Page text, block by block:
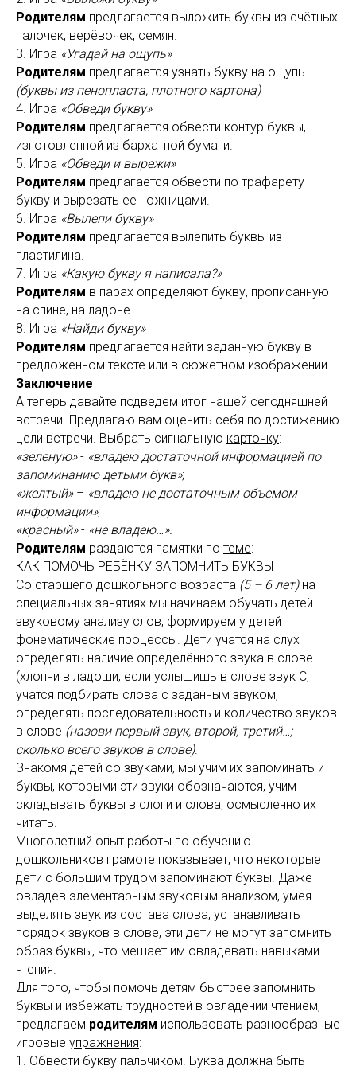
Родителям предлагается выложить буквы из счётных
палочек, верёвочек, семян.
3. Игра «Угадай на ощупь»
Родителям предлагается узнать букву на ощупь.
(буквы из пенопласта, плотного картона)
4. Игра «Обведи букву»
Родителям предлагается обвести контур буквы,
изготовленной из бархатной бумаги.
5. Игра «Обведи и вырежи»
Родителям предлагается обвести по трафарету
букву и вырезать ее ножницами.
6. Игра «Вылепи букву»
Родителям предлагается вылепить буквы из
пластилина.
7. Игра «Какую букву я написала?»
Родителям в парах определяют букву, прописанную
на спине, на ладоне.
8. Игра «Найди букву»
Родителям предлагается найти заданную букву в
предложенном тексте или в сюжетном изображении.
Заключение
А теперь давайте подведем итог нашей сегодняшней
встречи. Предлагаю вам оценить себя по достижению
цели встречи. Выбрать сигнальную карточку:
«зеленую»- «владею достаточной информацией по
запоминанию детьми букв»;
«желтый»– «владею не достаточным объемом
информации»;
«красный»- «не владею…».
Родителям раздаются памятки по теме:
КАК ПОМОЧЬ РЕБЁНКУ ЗАПОМНИТЬ БУКВЫ
Со старшего дошкольного возраста (5 – 6 лет)на
специальных занятиях мы начинаем обучать детей
звуковому анализу слов, формируем у детей
фонематические процессы. Дети учатся на слух
определять наличие определённого звука в слове
(хлопни в ладоши, если услышишь в слове звук С,
учатся подбирать слова с заданным звуком,
определять последовательность и количество звуков
в слове (назови первый звук, второй, третий…;
сколько всего звуков в слове).
Знакомя детей со звуками, мы учим их запоминать и
буквы, которыми эти звуки обозначаются, учим
складывать буквы в слоги и слова, осмысленно их
читать.
Многолетний опыт работы по обучению
дошкольников грамоте показывает, что некоторые
дети с большим трудом запоминают буквы. Даже
овладев элементарным звуковым анализом, умея
выделять звук из состава слова, устанавливать
порядок звуков в слове, эти дети не могут запомнить
образ буквы, что мешает им овладевать навыками
чтения.
Для того, чтобы помочь детям быстрее запомнить
буквы и избежать трудностей в овладении чтением,
предлагаем родителям использовать разнообразные
игровые упражнения:
1. Обвести букву пальчиком. Буква должна быть